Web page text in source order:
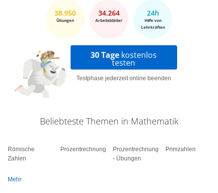
38.950
Übungen
34.264
Arbeitsblätter
24h
Hilfe von
Lehrkräften
30 Tage kostenlos
testen
Testphase jederzeit online beenden
Beliebteste Themen in Mathematik
Römische
Zahlen
Prozentrechnung
Prozentrechnung
- Übungen
Primzahlen
Mehr